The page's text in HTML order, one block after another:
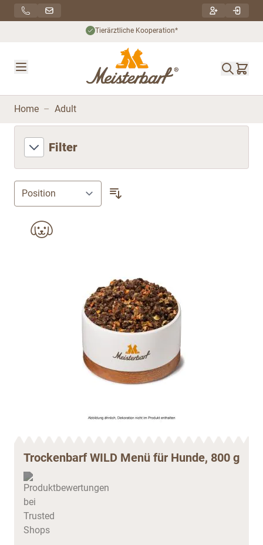
Direkt zum Inhalt
Tierärztliche Kooperation*
Home – Adult
Filter
Trockenbarf WILD Menü für Hunde, 800 g